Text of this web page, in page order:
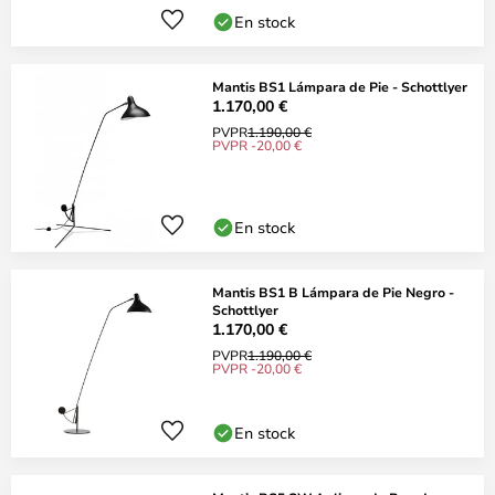
En stock
Mantis BS1 Lámpara de Pie - Schottlyer
1.170,00 €
PVPR1.190,00 €
PVPR -20,00 €
En stock
Mantis BS1 B Lámpara de Pie Negro -
Schottlyer
1.170,00 €
PVPR1.190,00 €
PVPR -20,00 €
En stock